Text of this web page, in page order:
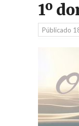
1º
Públicado